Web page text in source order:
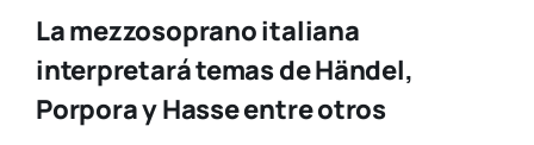
La mezzosoprano italiana
interpretará temas de Händel,
Porpora y Hasse entre otros